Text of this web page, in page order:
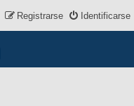
Identificarse
Registrarse